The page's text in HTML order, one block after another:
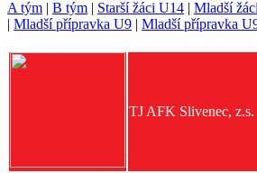
A tým | B tým | Starší žáci U14 | Mladší
| Mladší přípravka U9 | Mladší přípravka
TJ AFK Slivenec, z.s.